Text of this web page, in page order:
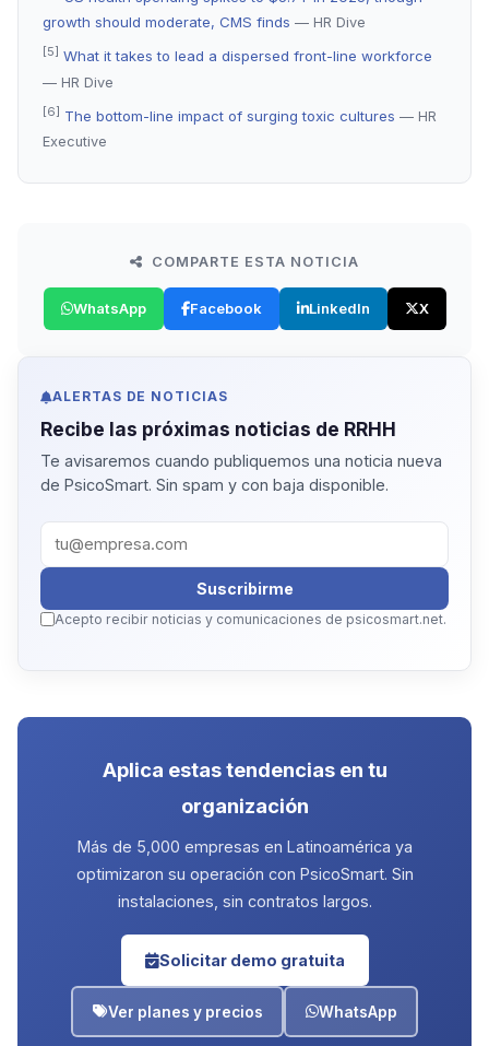
growth should moderate, CMS finds — HR Dive
[5] What it takes to lead a dispersed front-line workforce
— HR Dive
[6] The bottom-line impact of surging toxic cultures — HR
Executive
COMPARTE ESTA NOTICIA
WhatsApp Facebook LinkedIn X
ALERTAS DE NOTICIAS
Recibe las próximas noticias de RRHH
Te avisaremos cuando publiquemos una noticia nueva
de PsicoSmart. Sin spam y con baja disponible.
Correo corporativo
Suscribirme
Acepto recibir noticias y comunicaciones de psicosmart.net.
Aplica estas tendencias en tu
organización
Más de 5,000 empresas en Latinoamérica ya
optimizaron su operación con PsicoSmart. Sin
instalaciones, sin contratos largos.
Solicitar demo gratuita
Ver planes y precios WhatsApp